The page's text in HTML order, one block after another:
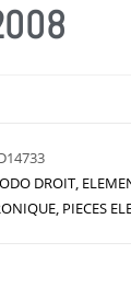
DROIT
PIECES